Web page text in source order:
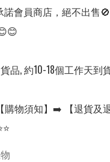
諾會員商店，絕不出售
品, 約10-18個工作天到貨
物須知】➡️ 【退貨及